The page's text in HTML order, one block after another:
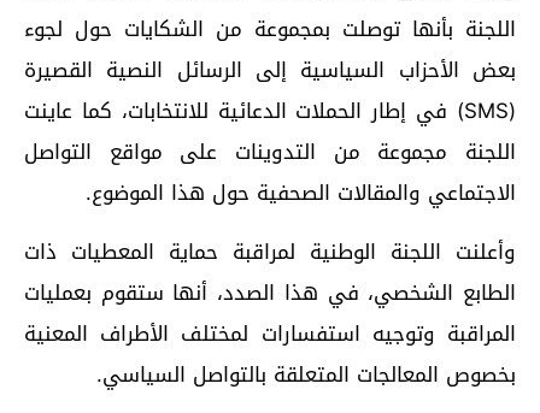
اللجنة بأنها توصلت بمجموعة من الشكایات حول لجوء
بعض الأحزاب السیاسیة إلى الرسائل النصیة القصیرة
(SMS) في إطار الحملات الدعائیة للانتخابات، كما عاینت
اللجنة مجموعة من التدوینات على مواقع التواصل
الاجتماعي والمقالات الصحفیة حول ھذا الموضوع.
وأعلنت اللجنة الوطنية لمراقبة حمایة المعطیات ذات
الطابع الشخصي، في ھذا الصدد، أنھا ستقوم بعملیات
المراقبة وتوجیه استفسارات لمختلف الأطراف المعنیة
بخصوص المعالجات المتعلقة بالتواصل السیاسي.